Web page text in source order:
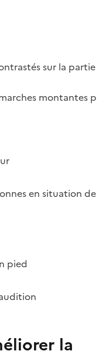
sur la partie
montantes p
en situation de
pied
la